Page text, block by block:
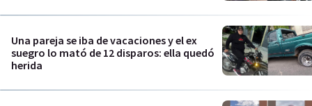
Una pareja se iba de vacaciones y el ex
suegro lo mató de 12 disparos: ella quedó
herida